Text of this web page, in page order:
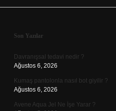
Sidebar
Son Yazılar
Davranışsal tedavi nedir ?
Ağustos 6, 2026
Kumaş pantolonla nasıl bot giyilir ?
Ağustos 6, 2026
Avene Aqua Jel Ne İşe Yarar ?